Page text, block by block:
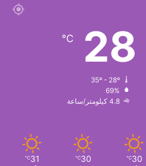
28
℃
69%
4.8 كيلومتر/ساعة
30
℃
30
℃
31
℃